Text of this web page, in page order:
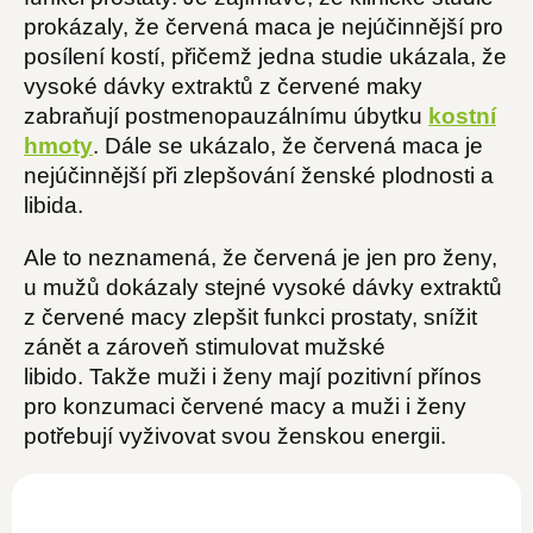
prokázaly, že červená maca je nejúčinnější pro
posílení kostí, přičemž jedna studie ukázala, že
vysoké dávky extraktů z červené maky
zabraňují postmenopauzálnímu úbytku kostní
hmoty. Dále se ukázalo, že červená maca je
nejúčinnější při zlepšování ženské plodnosti a
libida.
Ale to neznamená, že červená je jen pro ženy,
u mužů dokázaly stejné vysoké dávky extraktů
z červené macy zlepšit funkci prostaty, snížit
zánět a zároveň stimulovat mužské
libido. Takže muži i ženy mají pozitivní přínos
pro konzumaci červené macy a muži i ženy
potřebují vyživovat svou ženskou energii.